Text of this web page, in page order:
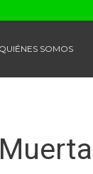
QUIÉNES SOMOS